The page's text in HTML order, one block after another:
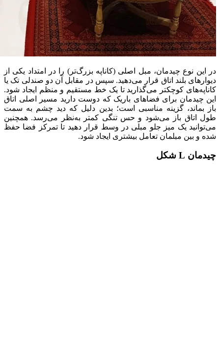
در این نوع چیدمان، مبل اصلی (کاناپه بزرگ‌تر) را در امتداد یکی از
دیوارهای بلند اتاق قرار می‌دهید. سپس در مقابل آن دو صندلی تک یا
کاناپه‌های کوچکتر می‌گذارید تا یک خط مستقیم و منظم ایجاد شود.
این چیدمان برای فضاهای باریک که دوست دارید مسیر اصلی اتاق
باز بماند، گزینه مناسبی است؛ بدین دلیل که دید چشم به سمت
طول اتاق باز می‌شود و حس تنگی کمتر به‌نظر می‌رسد. همچنین
می‌توانید یک میز جلو مبلی در وسط قرار دهید تا تمرکز فضا حفظ
شده و بین مبلمان تعامل بیشتری ایجاد شود.
چیدمان L شکل